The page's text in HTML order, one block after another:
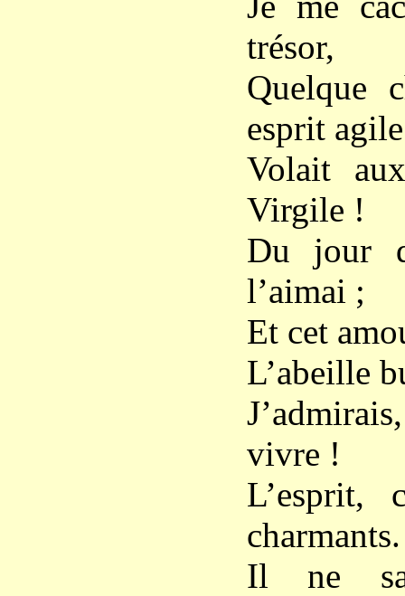
trésor,
Quelque
esprit agile
Volait
Virgile !
Du jour
l’aimai ;
Et cet
L’abeille
vivre !
L’esprit,
charmants.
Il ne